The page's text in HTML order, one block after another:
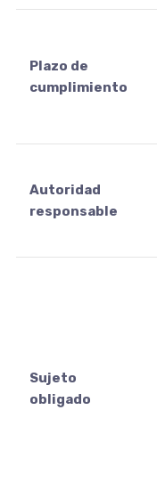
Plazo de
cumplimiento
Autoridad
responsable
Sujeto
obligado